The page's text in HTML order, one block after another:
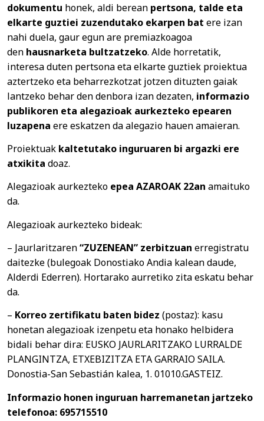
dokumentu honek, aldi berean pertsona, talde eta
elkarte guztiei zuzendutako ekarpen bat ere izan
nahi duela, gaur egun are premiazkoagoa
den hausnarketa bultzatzeko. Alde horretatik,
interesa duten pertsona eta elkarte guztiek proiektua
aztertzeko eta beharrezkotzat jotzen dituzten gaiak
lantzeko behar den denbora izan dezaten, informazio
publikoren eta alegazioak aurkezteko epearen
luzapena ere eskatzen da alegazio hauen amaieran.
Proiektuak kaltetutako inguruaren bi argazki ere
atxikita doaz.
Alegazioak aurkezteko epea AZAROAK 22an amaituko
da.
Alegazioak aurkezteko bideak:
– Jaurlaritzaren“ZUZENEAN” zerbitzuan erregistratu
daitezke (bulegoak Donostiako Andia kalean daude,
Alderdi Ederren). Hortarako aurretiko zita eskatu behar
da.
– Korreo zertifikatu baten bidez (postaz): kasu
honetan alegazioak izenpetu eta honako helbidera
bidali behar dira: EUSKO JAURLARITZAKO LURRALDE
PLANGINTZA, ETXEBIZITZA ETA GARRAIO SAILA.
Donostia-San Sebastián kalea, 1. 01010.GASTEIZ.
Informazio honen inguruan harremanetan jartzeko
telefonoa: 695715510